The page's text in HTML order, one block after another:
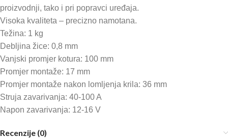
proizvodnji, tako i pri popravci uređaja.
Visoka kvaliteta – precizno namotana.
Težina: 1 kg
Debljina žice: 0,8 mm
Vanjski promjer kotura: 100 mm
Promjer montaže: 17 mm
Promjer montaže nakon lomljenja krila: 36 mm
Struja zavarivanja: 40-100 A
Napon zavarivanja: 12-16 V
Recenzije (0)